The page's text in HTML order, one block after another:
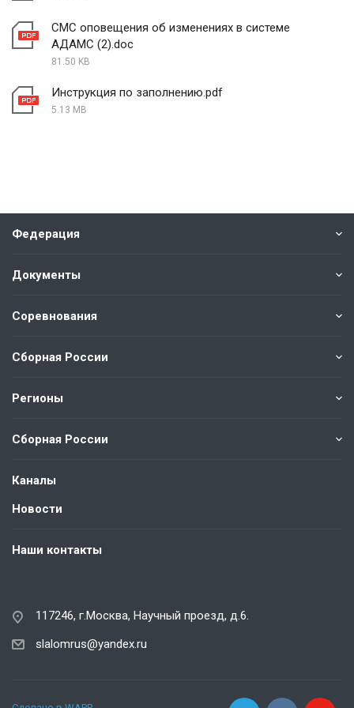
СМС оповещения об изменениях в системе
АДАМС (2).doc
81.50 KB
Инструкция по заполнению.pdf
5.13 MB
Федерация
Документы
Соревнования
Сборная России
Регионы
Сборная России
Каналы
Новости
Наши контакты
117246, г.Москва, Научный проезд, д.6.
slalomrus@yandex.ru